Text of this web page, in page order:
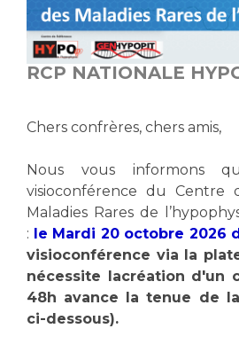
Vous accompagnez, vous
Vous allez être hospitalisé(e)
Vous avez un examen
Vous avez une analyse à réaliser
myaphm, votre espace santé
Infos COVID-19
Vivre ensemble à
Culture à l'hôpital
Laïcité et cultes
Emplois paramédicaux
Emplois administratifs
Étudiants hospitaliers
Emplois techniques et
Emplois divers
Emplois socio-éducatifs
Statuts
Stages paramédicaux
Chercheurs
RCP NATIONALE
Chers confrères, chers amis,
Nous vous informons
visioconférence du Centre
Maladies Rares de
:
le Mardi 20 octobre 2026
visioconférence via la
nécessite lacréation d'un
48h avance la tenue de
ci-dessous).